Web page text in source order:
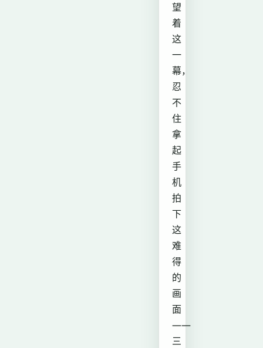
望
着
这
一
幕，
忍
不
住
拿
起
手
机
拍
下
这
难
得
的
画
面
——
三